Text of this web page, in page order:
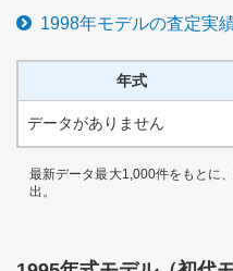
1998年モデルの査定実
年式
データがありません
最新データ最大1,000件をもとに
出。